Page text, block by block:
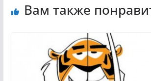
Вам также